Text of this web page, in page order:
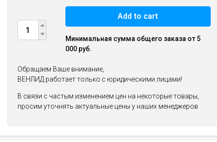
Add to cart
Минимальная сумма общего заказа от 5
000 руб.
Обращаем Ваше внимание,
ВЕНЛИД работает только с юридическими лицами!
В связи с частым изменением цен на некоторые товары,
просим уточнять актуальные цены у наших менеджеров